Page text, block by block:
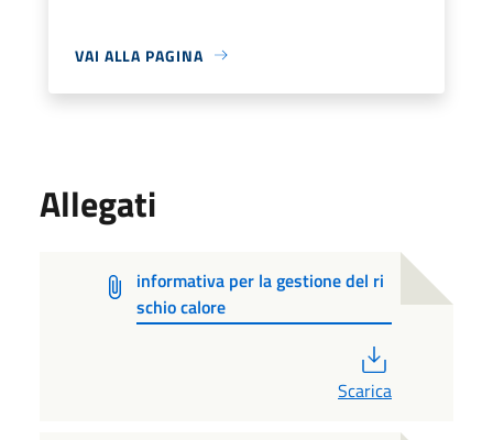
VAI ALLA PAGINA
Allegati
informativa per la gestione del ri
schio calore
Scarica